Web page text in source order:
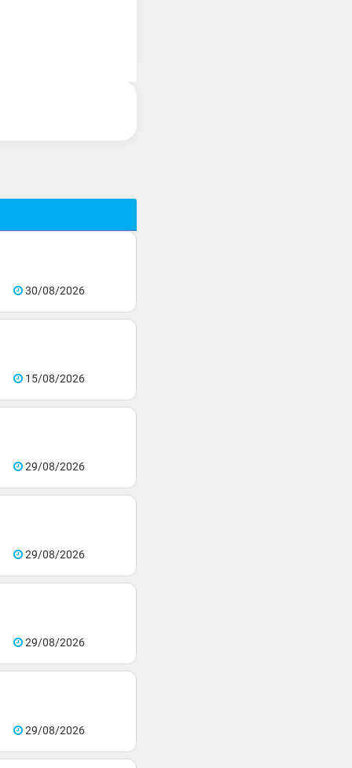
30/08/2026
15/08/2026
29/08/2026
29/08/2026
29/08/2026
29/08/2026